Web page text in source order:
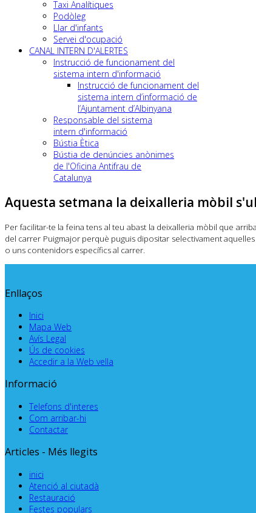
Taxi Analítiques
Podòleg
Llar d'infants
Servei d'ocupació
CANAL INTERN D'ALERTES
Instrucció de funcionament del
sistema intern d'informació
Instrucció de funcionament del
sistema intern d’informació de
l’Ajuntament d’Albinyana
Responsable del sistema
intern d'informació
Bústia Ètica
Bústia de denúncies anònimes
de l'Oficina Antifrau de
Catalunya
Aquesta setmana la deixalleria mòbil
Per facilitar-te la feina tens al teu abast la deixalleria mòbil que
del carrer Puigmajor perquè puguis dipositar selectivament
o uns contenidors específics al carrer.
Enllaços
Inici
Mapa Web
Avís Legal
Ús de cookies
Accedir a la Web vella
Informació
Telefons d'interes
Com arribar-hi
Contactar
Articles - Més llegits
inici
Atenció al ciutadà
Restauració
Festes populars